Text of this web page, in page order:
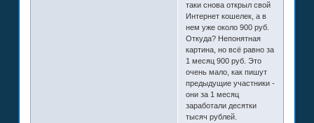
таки снова открыл свой
Интернет кошелек, а в
нем уже около 900 руб.
Откуда? Непонятная
картина, но всё равно за
1 месяц 900 руб. Это
очень мало, как пишут
предыдущие участники -
они за 1 месяц
заработали десятки
тысяч рублей.